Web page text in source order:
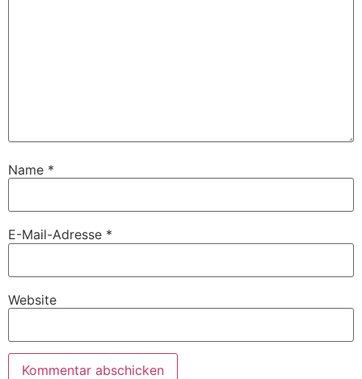
Name *
E-Mail-Adresse *
Website